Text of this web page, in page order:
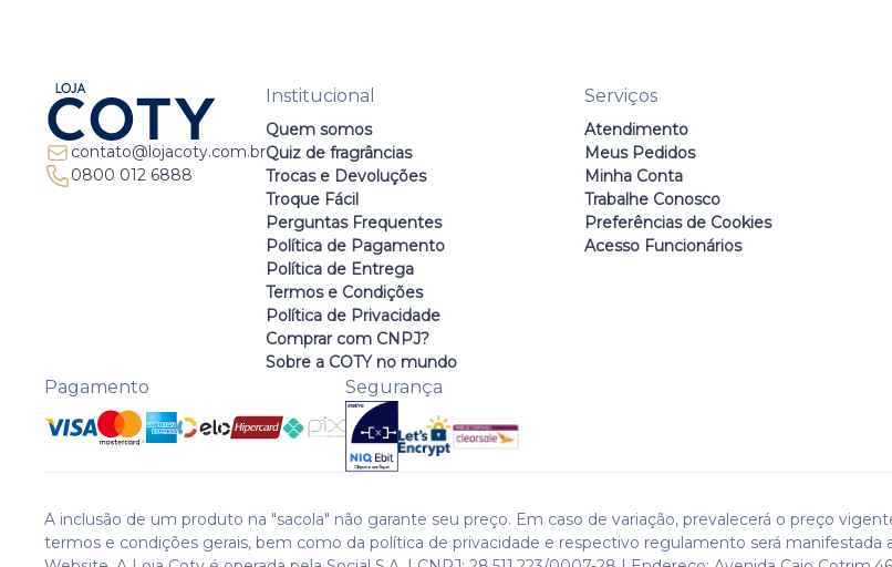
contato@lojacoty.com.br
0800 012 6888
Institucional
Quem somos
Quiz de fragrâncias
Trocas e Devoluções
Troque Fácil
Perguntas Frequentes
Política de Pagamento
Política de Entrega
Termos e Condições
Política de Privacidade
Comprar com CNPJ?
Sobre a COTY no mundo
Serviços
Atendimento
Meus Pedidos
Minha Conta
Trabalhe Conosco
Preferências de Cookies
Acesso Funcionários
Pagamento Segurança
A inclusão de um produto na "sacola" não garante seu preço. Em caso de variação, prevalecerá o preço
termos e condições gerais, bem como da política de privacidade e respectivo regulamento será manifestada